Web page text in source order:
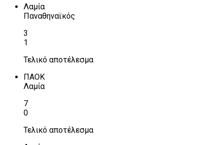
Λαμία
Παναθηναϊκός
3
1
Τελικό αποτέλεσμα
ΠΑΟΚ
Λαμία
7
0
Τελικό αποτέλεσμα